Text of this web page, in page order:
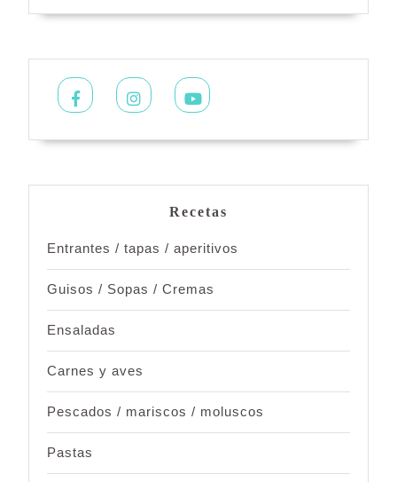
Facebook Instagram
Recetas
Entrantes / tapas / aperitivos
Guisos / Sopas / Cremas
Ensaladas
Carnes y aves
Pescados / mariscos / moluscos
Pastas